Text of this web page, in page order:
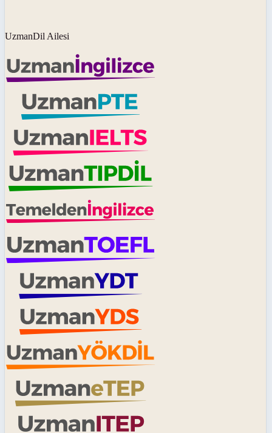
UzmanDil Ailesi